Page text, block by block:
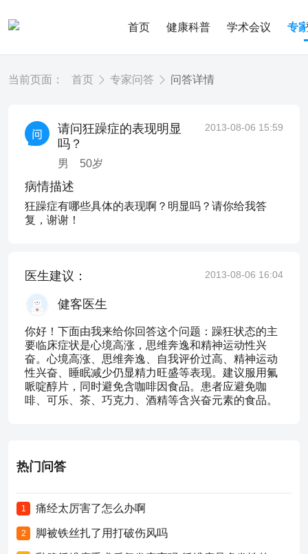
首页 健康科普 学术会议 专
当前页面： 首页 专家问答 问答详情
请问狂躁症的表现明显
吗？
男 50岁
2013-08-06 15:59
病情描述
狂躁症有哪些具体的表现啊？明显吗？请你给我答
复，谢谢！
医生建议： 2013-08-06 16:04
健客医生
你好！下面由我来给你回答这个问题：躁狂状态的主
要临床症状是心境高涨，思维奔逸和精神运动性兴
奋。心境高涨、思维奔逸、自我评价过高、精神运动
性兴奋、睡眠减少仍显精力旺盛等表现。建议服用氟
哌啶醇片，同时避免含咖啡因食品。患者应避免咖
啡、可乐、茶、巧克力、酒精等含兴奋元素的食品。
热门问答
1 痛经太厉害了怎么办啊
2 脚被铁丝扎了用打破伤风吗